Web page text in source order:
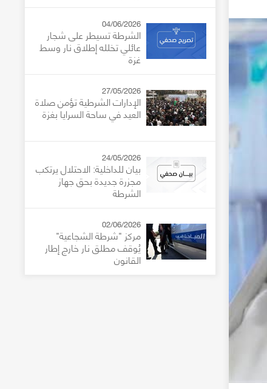
04/06/2026
الشرطة تسيطر على شجار
عائلي تخلله إطلاق نار وسط
غزة
27/05/2026
الإدارات الشرطية تؤمن صلاة
العيد في ساحة السرايا بغزة
24/05/2026
بيان للداخلية: الاحتلال يرتكب
مجزرة جديدة بحق جهاز
الشرطة
02/06/2026
مركز "شرطة الشجاعية"
يُوقف مطلق نار خارج إطار
القانون